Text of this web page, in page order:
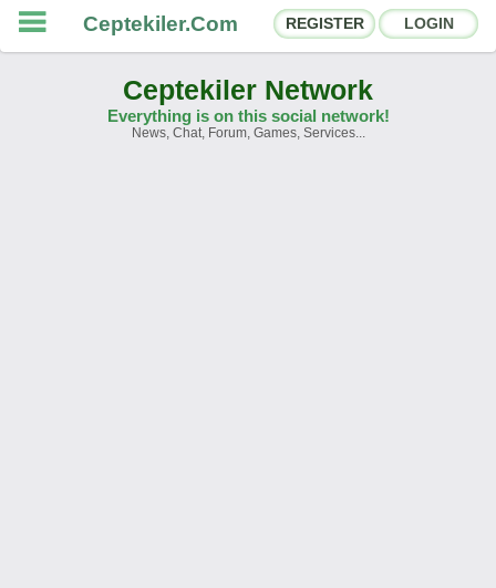
Ceptekiler.Com REGISTER LOGIN
Ceptekiler Network
Everything is on this social network!
News, Chat, Forum, Games, Services...